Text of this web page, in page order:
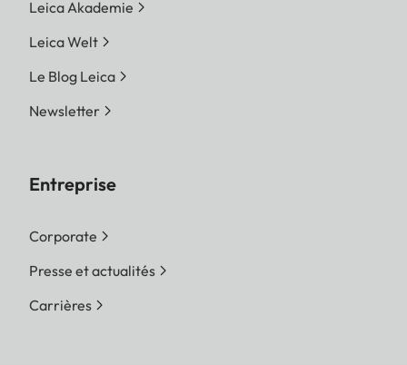
Leica Akademie
Leica Welt
Le Blog Leica
Newsletter
Entreprise
Corporate
Presse et actualités
Carrières